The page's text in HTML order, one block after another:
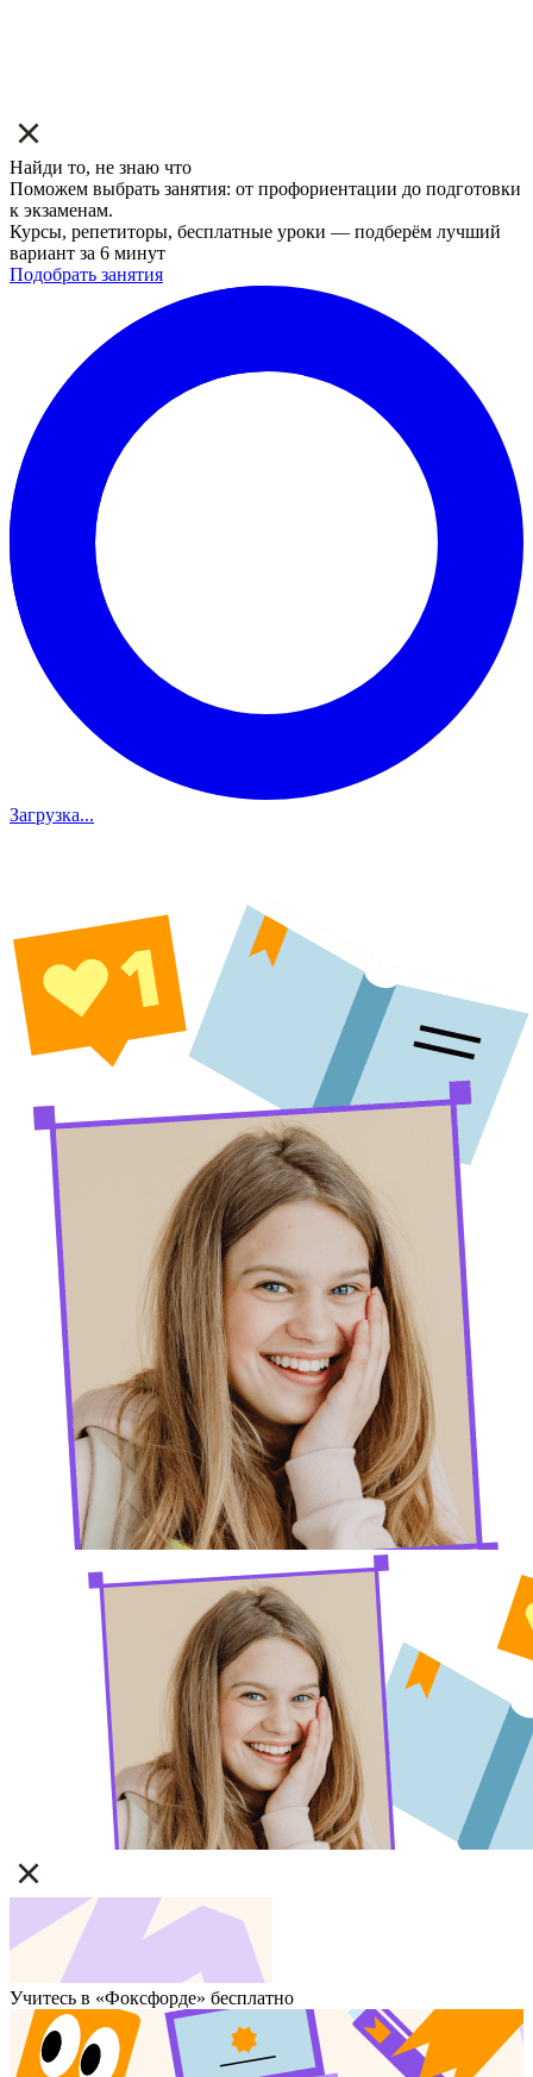
Найди то, не знаю что
Поможем выбрать занятия: от профориентации до подготовки
к экзаменам.
Курсы, репетиторы, бесплатные уроки — подберём лучший
вариант за 6 минут
Подобрать занятия
Загрузка...
Учитесь в «Фоксфорде» бесплатно